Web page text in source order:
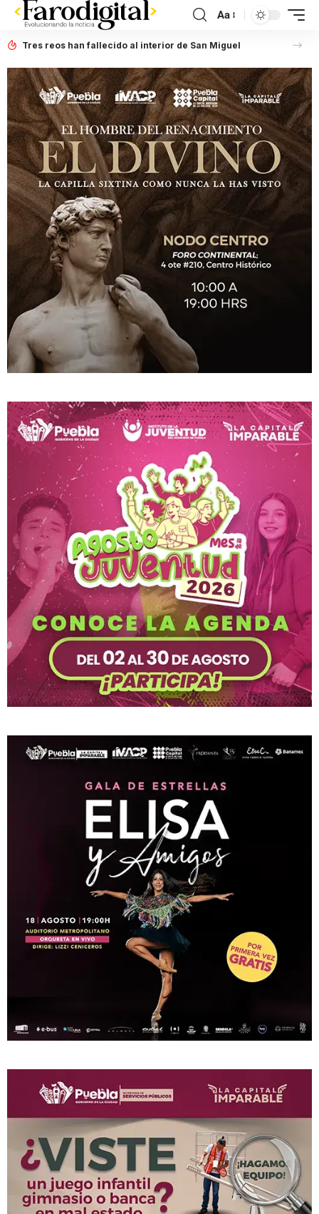
Aa
Tres reos han fallecido al interior de San Miguel